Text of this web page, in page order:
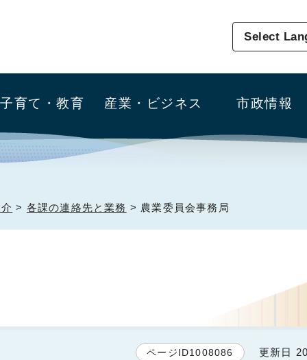
Select
子育て・教育 産業・ビジネス 市政情報
> 各課の連絡先と業務 > 農業委員会事務局
ページID1008086 更新日